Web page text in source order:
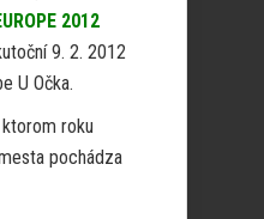
2012
9. 2. 2012
U Očka.
roku
pochádza